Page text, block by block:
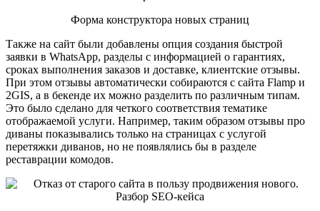
Форма конструктора новых страниц
Также на сайт были добавлены опция создания быстрой
заявки в WhatsApp, разделы с информацией о гарантиях,
сроках выполнения заказов и доставке, клиентские отзывы.
При этом отзывы автоматически собираются с сайта Flamp и
2GIS, а в бекенде их можно разделить по различным типам.
Это было сделано для четкого соответствия тематике
отображаемой услуги. Например, таким образом отзывы про
диваны показывались только на страницах с услугой
перетяжки диванов, но не появлялись бы в разделе
реставрации комодов.